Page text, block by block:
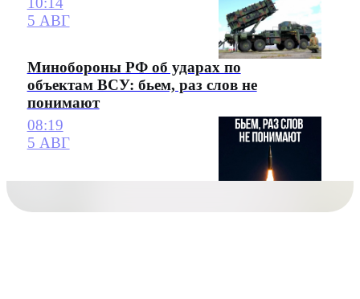
5 АВГ
Минобороны РФ об ударах по
объектам ВСУ: бьем, раз слов не
понимают
08:19
5 АВГ